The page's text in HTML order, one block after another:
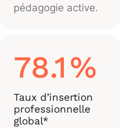
pédagogie active.
78.1%
Taux d’insertion
professionnelle
global*